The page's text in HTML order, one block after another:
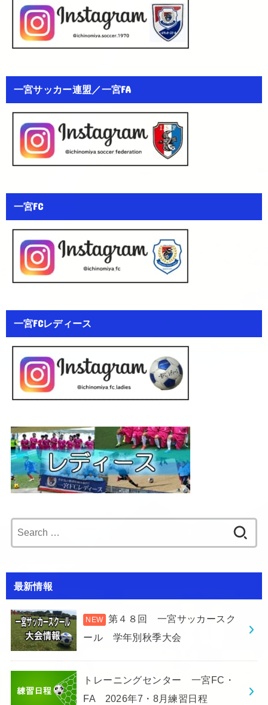
一宮サッカー連盟／一宮FA
一宮FC
一宮FCレディース
for:
最新情報
第４８回 一宮サッカースク
ール 学年別秋季大会
トレーニングセンター 一宮FC・
FA 2026年7・8月練習日程